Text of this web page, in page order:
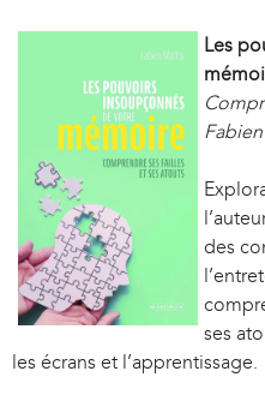
Les
des
ses
les écrans et l’apprentissage.